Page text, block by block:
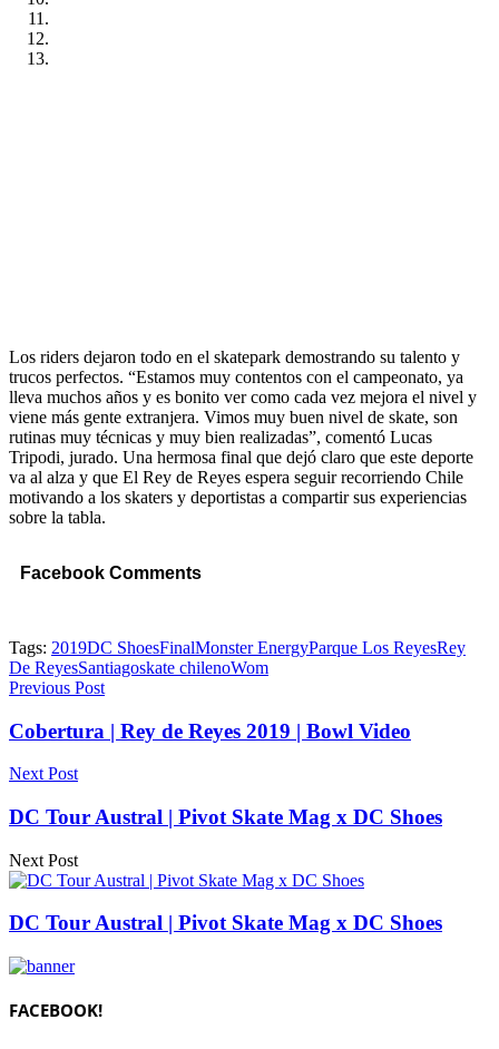
Los riders dejaron todo en el skatepark demostrando su talento y
trucos perfectos. “Estamos muy contentos con el campeonato, ya
lleva muchos años y es bonito ver como cada vez mejora el nivel y
viene más gente extranjera. Vimos muy buen nivel de skate, son
rutinas muy técnicas y muy bien realizadas”, comentó Lucas
Tripodi, jurado. Una hermosa final que dejó claro que este deporte
va al alza y que El Rey de Reyes espera seguir recorriendo Chile
motivando a los skaters y deportistas a compartir sus experiencias
sobre la tabla.
Facebook Comments
Tags: 2019DC ShoesFinalMonster EnergyParque Los ReyesRey
De ReyesSantiagoskate chilenoWom
Previous Post
Cobertura | Rey de Reyes 2019 | Bowl Video
Next Post
DC Tour Austral | Pivot Skate Mag x DC Shoes
Next Post
DC Tour Austral | Pivot Skate Mag x DC Shoes
FACEBOOK!